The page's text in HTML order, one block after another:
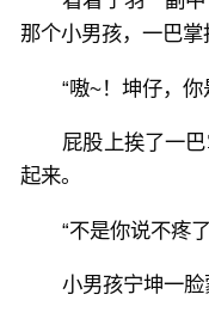
那个小男孩，一巴掌
“嗷~！坤仔，
屁股上挨了一
起来。
“不是你说不疼
小男孩宁坤一脸